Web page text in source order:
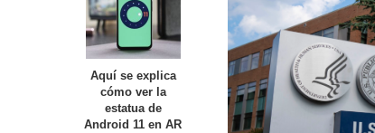
Aquí se explica
cómo ver la
estatua de
Android 11 en AR